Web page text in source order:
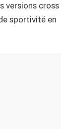
versions cross
sportivité en